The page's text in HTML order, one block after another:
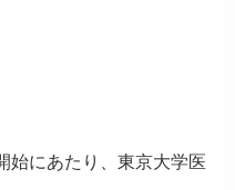
始にあたり、東京大学医